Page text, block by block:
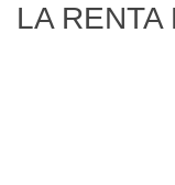
LA RENTA